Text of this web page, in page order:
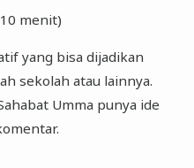
menit)
yang bisa dijadikan
sekolah atau lainnya.
Umma punya ide